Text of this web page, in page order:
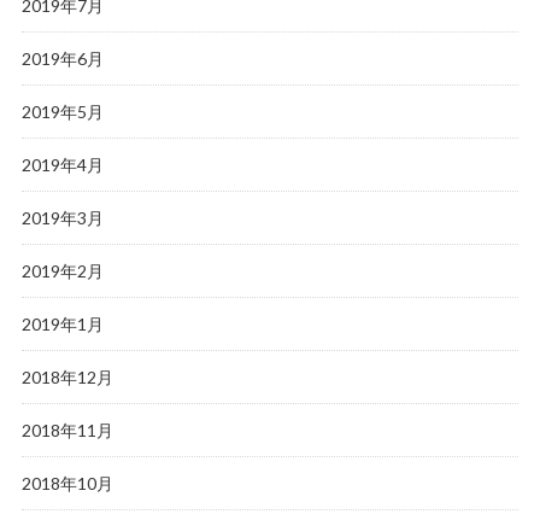
2019年7月
2019年6月
2019年5月
2019年4月
2019年3月
2019年2月
2019年1月
2018年12月
2018年11月
2018年10月